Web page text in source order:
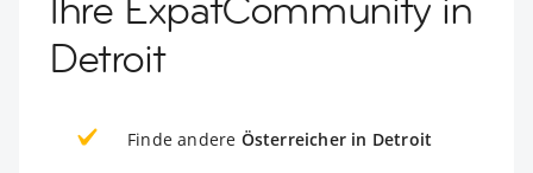
Detroit
Finde andere Österreicher in Detroit